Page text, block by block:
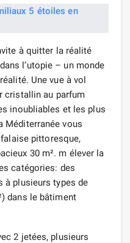
à quitter la réalité
l’utopie – un monde
Une vue à vol
cristallin au parfum
inoubliables et les plus
Méditerranée vous
pittoresque,
30 m². m élever la
catégories: des
à plusieurs types de
dans le bâtiment
2 jetées, plusieurs